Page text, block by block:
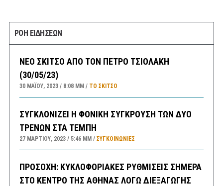
ΡΟΗ ΕΙΔΗΣΕΩΝ
ΝΕΟ ΣΚΙΤΣΟ ΑΠΟ ΤΟΝ ΠΕΤΡΟ ΤΣΙΟΛΑΚΗ
(30/05/23)
30 ΜΑΪ́ΟΥ, 2023 8:08 ΜΜ ΤΟ ΣΚΊΤΣΟ
ΣΥΓΚΛΟΝΙΖΕΙ Η ΦΟΝΙΚΗ ΣΥΓΚΡΟΥΣΗ ΤΩΝ ΔΥΟ
ΤΡΕΝΩΝ ΣΤΑ ΤΕΜΠΗ
27 ΜΑΡΤΊΟΥ, 2023 5:46 ΜΜ ΣΥΓΚΟΙΝΩΝΊΕΣ
ΠΡΟΣΟΧΗ: ΚΥΚΛΟΦΟΡΙΑΚΕΣ ΡΥΘΜΙΣΕΙΣ ΣΗΜΕΡΑ
ΣΤΟ ΚΕΝΤΡΟ ΤΗΣ ΑΘΗΝΑΣ ΛΟΓΩ ΔΙΕΞΑΓΩΓΗΣ